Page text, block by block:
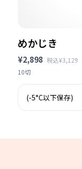
めかじき
¥2,898 税込¥3,129
10切
(-5°C以下保存)